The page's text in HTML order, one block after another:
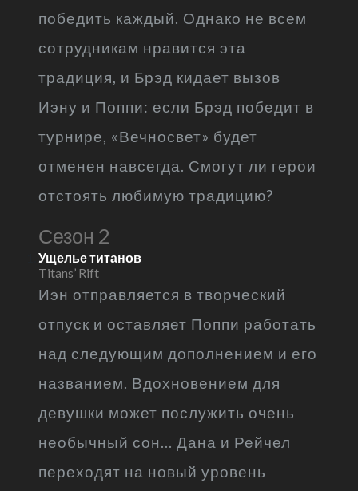
победить каждый. Однако не всем
сотрудникам нравится эта
традиция, и Брэд кидает вызов
Иэну и Поппи: если Брэд победит в
турнире, «Вечносвет» будет
отменен навсегда. Смогут ли герои
отстоять любимую традицию?
Сезон 2
Ущелье титанов
Titans’ Rift
Иэн отправляется в творческий
отпуск и оставляет Поппи работать
над следующим дополнением и его
названием. Вдохновением для
девушки может послужить очень
необычный сон... Дана и Рейчел
переходят на новый уровень